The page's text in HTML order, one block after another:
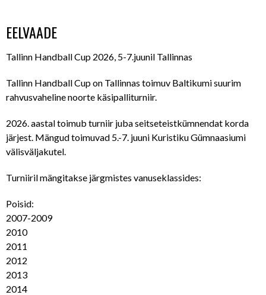
EELVAADE
Tallinn Handball Cup 2026, 5-7.juunil Tallinnas
Tallinn Handball Cup on Tallinnas toimuv Baltikumi suurim
rahvusvaheline noorte käsipalliturniir.
2026. aastal toimub turniir juba seitseteistkümnendat korda
järjest. Mängud toimuvad 5.-7. juuni Kuristiku Gümnaasiumi
välisväljakutel.
Turniiril mängitakse järgmistes vanuseklassides:
Poisid:
2007-2009
2010
2011
2012
2013
2014